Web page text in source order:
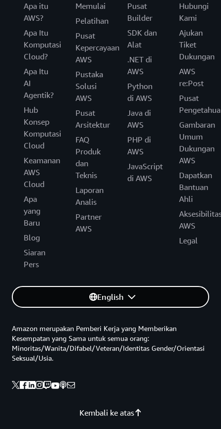
Apa itu
AWS?
Apa Itu
Komputasi
Cloud?
Apa Itu
AI
Agentik?
Hub
Konsep
Komputasi
Cloud
Keamanan
AWS
Cloud
Apa
yang
Baru
Blog
Siaran
Pers
Memulai
Pelatihan
Pusat
Kepercayaan
AWS
Pustaka
Solusi
AWS
Pusat
Arsitektur
FAQ
Produk
dan
Teknis
Laporan
Analis
Partner
AWS
Pusat
Builder
SDK dan
Alat
.NET di
AWS
Python
di AWS
Java di
AWS
PHP di
AWS
JavaScript
di AWS
Hubungi
Kami
Ajukan
Tiket
Dukungan
AWS
re:Post
Pusat
Gambaran
Umum
Dukungan
AWS
Dapatkan
Bantuan
Ahli
AWS
Legal
English
Kembali ke atas
Amazon merupakan Pemberi Kerja yang Memberikan
Kesempatan yang Sama untuk semua orang:
Minoritas/Wanita/Difabel/Veteran/Identitas Gender/Orientasi
Seksual/Usia.